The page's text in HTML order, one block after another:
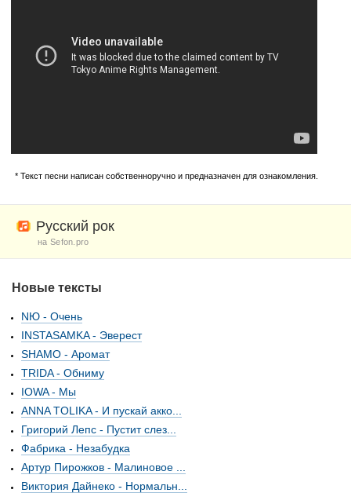
* Текст песни написан собственноручно и предназначен для ознакомления.
Русский рок
на Sefon.pro
Новые тексты
NЮ - Очень
INSTASAMKA - Эверест
SHAMO - Аромат
TRIDA - Обниму
IOWA - Мы
ANNA TOLIKA - И пускай акко...
Григорий Лепс - Пустит слез...
Фабрика - Незабудка
Артур Пирожков - Малиновое ...
Виктория Дайнеко - Нормальн...